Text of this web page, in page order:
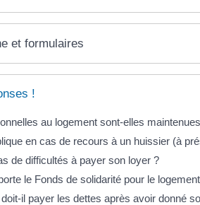
et formulaires
!
au logement sont-elles
en cas de recours à un huissier (à
de difficultés à payer son loyer ?
le Fonds de solidarité pour le
il payer les dettes après avoir donné